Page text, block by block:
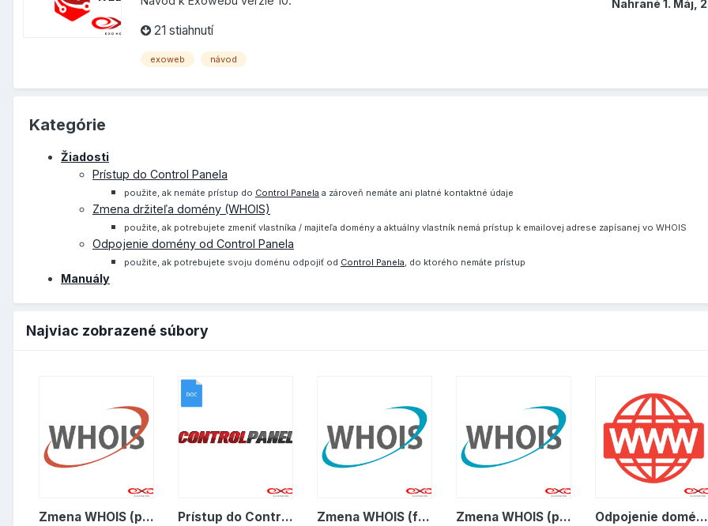
21 stiahnutí
exoweb návod
Nahrané 1. Máj,
Kategórie
Žiadosti
Prístup do Control Panela
použite, ak nemáte prístup do Control Panela a zároveň nemáte ani platné kontaktné údaje
Zmena držiteľa domény (WHOIS)
použite, ak potrebujete zmeniť vlastníka / majiteľa domény a aktuálny vlastník nemá prístup k emailovej adrese zapísanej vo WHOIS
Odpojenie domény od Control Panela
použite, ak potrebujete svoju doménu odpojiť od Control Panela, do ktorého nemáte prístup
Manuály
Najviac zobrazené súbory
Zmena WHOIS (právnicka osoba) - formát .PDF Prístup do Control Panela (fyzická osoba) - formát .DOC Zmena WHOIS (fyzická osoba) - formát .DOC Zmena WHOIS (právnicka osoba) - formát .DOC Odpojenie domény od Control Panela (právnicka osoba) - formát .PDF